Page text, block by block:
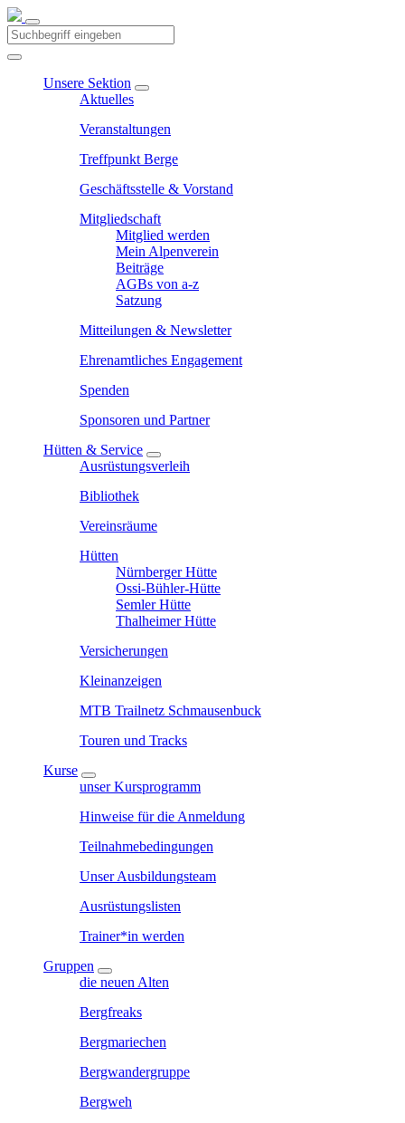
Unsere Sektion
Aktuelles
Veranstaltungen
Treffpunkt Berge
Geschäftsstelle & Vorstand
Mitgliedschaft
Mitglied werden
Mein Alpenverein
Beiträge
AGBs von a-z
Satzung
Mitteilungen & Newsletter
Ehrenamtliches Engagement
Spenden
Sponsoren und Partner
Hütten & Service
Ausrüstungsverleih
Bibliothek
Vereinsräume
Hütten
Nürnberger Hütte
Ossi-Bühler-Hütte
Semler Hütte
Thalheimer Hütte
Versicherungen
Kleinanzeigen
MTB Trailnetz Schmausenbuck
Touren und Tracks
Kurse
unser Kursprogramm
Hinweise für die Anmeldung
Teilnahmebedingungen
Unser Ausbildungsteam
Ausrüstungslisten
Trainer*in werden
Gruppen
die neuen Alten
Bergfreaks
Bergmariechen
Bergwandergruppe
Bergweh